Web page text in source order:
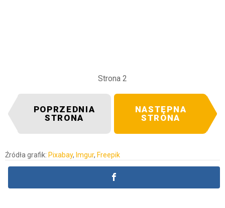
Strona 2
POPRZEDNIA
STRONA
NASTĘPNA
STRONA
Źródła grafik: Pixabay, Imgur, Freepik